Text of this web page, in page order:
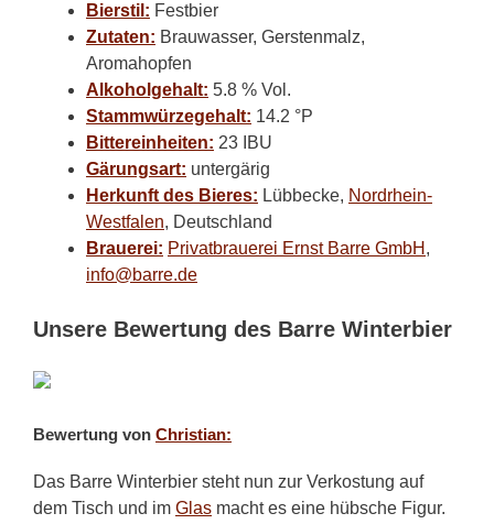
Bierstil: Festbier
Zutaten: Brauwasser, Gerstenmalz,
Aromahopfen
Alkoholgehalt: 5.8 % Vol.
Stammwürzegehalt: 14.2 °P
Bittereinheiten: 23 IBU
Gärungsart: untergärig
Herkunft des Bieres: Lübbecke, Nordrhein-
Westfalen, Deutschland
Brauerei: Privatbrauerei Ernst Barre GmbH ,
info@barre.de
Unsere Bewertung des Barre Winterbier
Bewertung von Christian:
Das Barre Winterbier steht nun zur Verkostung auf
dem Tisch und im Glas macht es eine hübsche Figur.